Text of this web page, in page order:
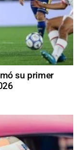
su primer